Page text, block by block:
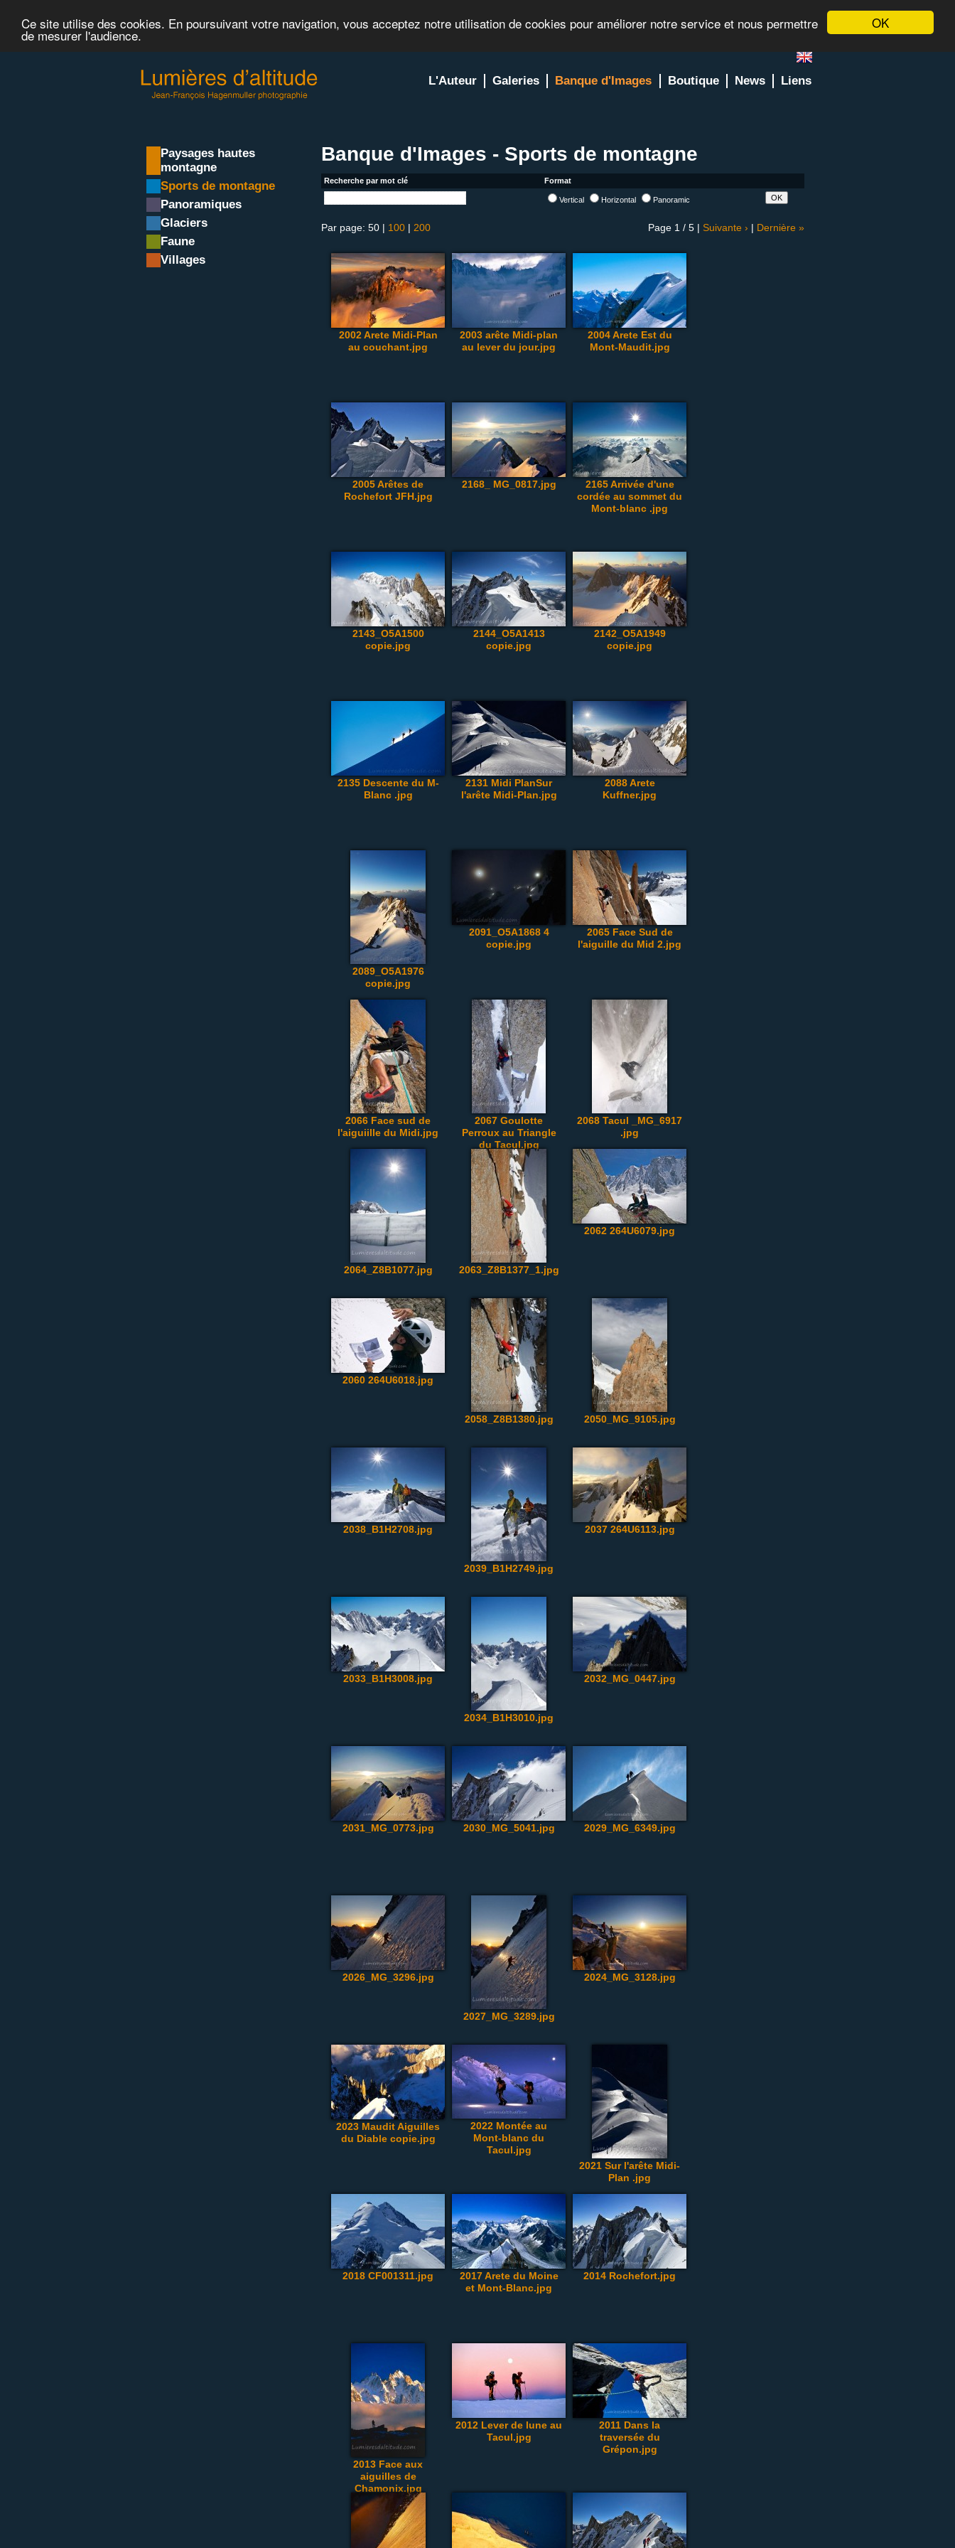
OK
Ce site utilise des cookies. En poursuivant votre navigation, vous acceptez notre utilisation de cookies pour améliorer notre service et nous permettre
de mesurer l'audience.
L'Auteur Galeries Banque d'Images Boutique News Liens
Paysages hautes
montagne
Sports de montagne
Panoramiques
Glaciers
Faune
Villages
Banque d'Images - Sports de montagne
Recherche par mot clé Format
Vertical Horizontal Panoramic
Par page: 50 | 100 | 200 Page 1 / 5 | Suivante › | Dernière »
2002 Arete Midi-Plan
au couchant.jpg
2003 arête Midi-plan
au lever du jour.jpg
2004 Arete Est du
Mont-Maudit.jpg
2005 Arêtes de
Rochefort JFH.jpg
2168_ MG_0817.jpg
2165 Arrivée d'une
cordée au sommet du
Mont-blanc .jpg
2143_O5A1500
copie.jpg
2144_O5A1413
copie.jpg
2142_O5A1949
copie.jpg
2135 Descente du M-
Blanc .jpg
2131 Midi PlanSur
l'arête Midi-Plan.jpg
2088 Arete
Kuffner.jpg
2089_O5A1976
copie.jpg
2091_O5A1868 4
copie.jpg
2065 Face Sud de
l'aiguille du Mid 2.jpg
2066 Face sud de
l'aiguiille du Midi.jpg
2067 Goulotte
Perroux au Triangle
du Tacul.jpg
2068 Tacul _MG_6917
.jpg
2064_Z8B1077.jpg 2063_Z8B1377_1.jpg
2062 264U6079.jpg
2060 264U6018.jpg
2058_Z8B1380.jpg 2050_MG_9105.jpg
2038_B1H2708.jpg
2039_B1H2749.jpg
2037 264U6113.jpg
2033_B1H3008.jpg
2034_B1H3010.jpg
2032_MG_0447.jpg
2031_MG_0773.jpg 2030_MG_5041.jpg 2029_MG_6349.jpg
2026_MG_3296.jpg
2027_MG_3289.jpg
2024_MG_3128.jpg
2023 Maudit Aiguilles
du Diable copie.jpg
2022 Montée au
Mont-blanc du
Tacul.jpg
2021 Sur l'arête Midi-
Plan .jpg
2018 CF001311.jpg
2017 Arete du Moine
et Mont-Blanc.jpg
2014 Rochefort.jpg
2013 Face aux
aiguilles de
Chamonix.jpg
2012 Lever de lune au
Tacul.jpg
2011 Dans la
traversée du
Grépon.jpg